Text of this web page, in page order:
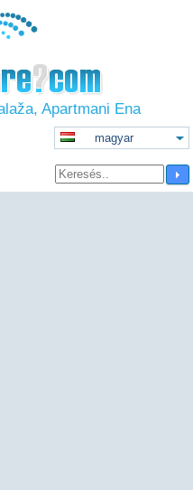
Apartmani Ena
magyar